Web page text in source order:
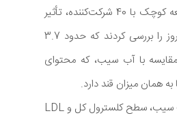
محققان در یک مطالعه کوچک با 40 شرکت‌کننده، تأثیر
خوردن دو سیب در روز را بررسی کردند که حدود 3.7
با آب سیب، که محتوای
همان میزان قند دارد.
پس از 8 هفته مصرف سیب، سطح کلسترول کل و LDL